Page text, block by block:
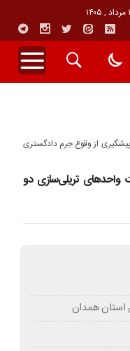
از وقوع جرم دادگستری
واحدهای تریلی‌سازی دو
استان همدان